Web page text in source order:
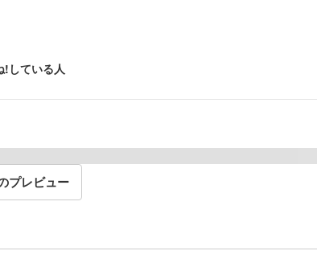
!している人
プレビュー